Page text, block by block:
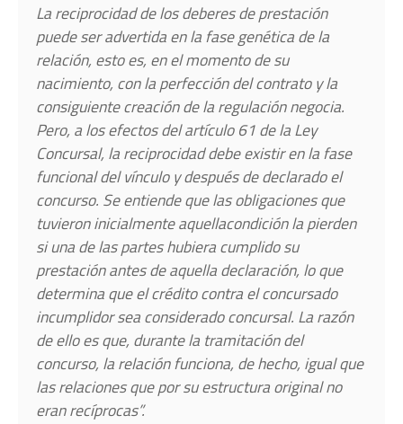
La reciprocidad de los deberes de prestación
puede ser advertida en la fase genética de la
relación, esto es, en el momento de su
nacimiento, con la perfección del contrato y la
consiguiente creación de la regulación negocia.
Pero, a los efectos del artículo 61 de la Ley
Concursal, la reciprocidad debe existir en la fase
funcional del vínculo y después de declarado el
concurso. Se entiende que las obligaciones que
tuvieron inicialmente aquellacondición la pierden
si una de las partes hubiera cumplido su
prestación antes de aquella declaración, lo que
determina que el crédito contra elconcursado
incumplidor sea considerado concursal. La razón
de ello es que, durante la tramitación del
concurso, la relación funciona, de hecho, igual que
las relaciones que por su estructura original no
eran recíprocas”.